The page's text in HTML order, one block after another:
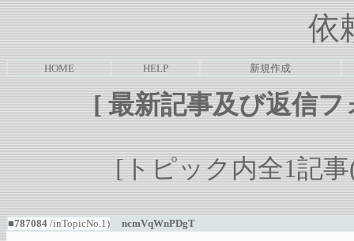
依
HOME HELP 新規作成
[最新記事及び返信
[トピック内全1記
■787084 /inTopicNo.1) ncmVqWnPDgT